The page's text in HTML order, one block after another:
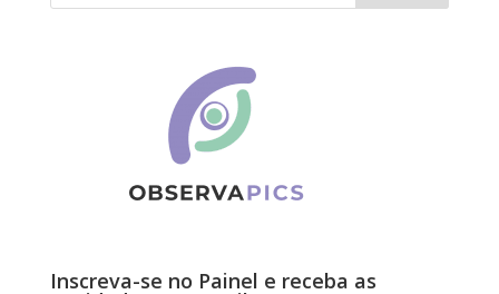
Inscreva-se no Painel e receba as